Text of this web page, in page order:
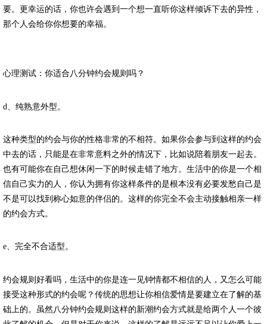
要。更幸运的话，你也许会遇到一个想一直听你这样倾诉下去的异性，
那个人会给你你想要的幸福。
心理测试：你适合八分钟约会规则吗？
d、纯熟意外型。
这种类型的约会与你的性格非常的不相符。如果你会参与到这样的约会
中去的话，只能是在非常意料之外的情况下，比如说陪着朋友一起去。
也有可能你在自己想休闲一下的时候走错了地方。生活中的你是一个相
信自己实力的人，你认为拥有你这样条件的是根本没有必要发愁自己是
不是可以找到称心如意的伴侣的。这样的你完全不会主动接触相亲一样
的约会方式。
e、完全不合适型。
约会规则好看吗，生活中的你是连一见钟情都不相信的人，又怎么可能
接受这种形式的约会呢？传统的思想让你相信爱情是要建立在了解的基
础上的。虽然八分钟约会规则这样的新潮约会方式就是给两个人一个彼